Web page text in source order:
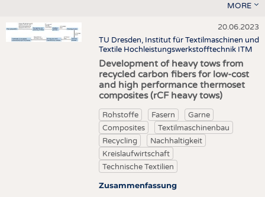
MORE
20.06.2023
TU Dresden, Institut für Textilmaschinen und
Textile Hochleistungswerkstofftechnik ITM
Development of heavy tows from
recycled carbon fibers for low-cost
and high performance thermoset
composites (rCF heavy tows)
Rohstoffe Fasern
Garne
Composites
Textilmaschinenbau
Recycling
Nachhaltigkeit
Kreislaufwirtschaft
Technische Textilien
Zusammenfassung